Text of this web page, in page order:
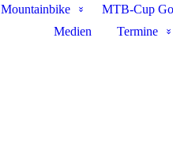
Mountainbike MTB-Cup
Medien
Termine